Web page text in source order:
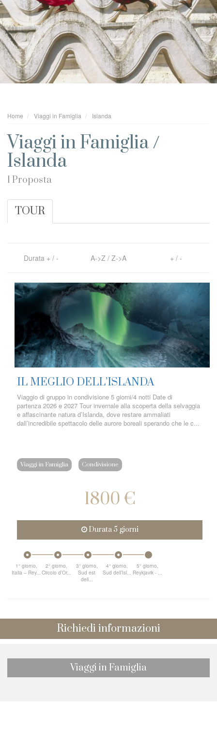
Home Viaggi in Famiglia Islanda
Viaggi in Famiglia /
Islanda
1 Proposta
TOUR
Durata + / - A->Z / Z->A + / -
IL MEGLIO DELL’ISLANDA
Viaggio di gruppo in condivisione 5 giorni/4 notti Date di
partenza 2026 e 2027 Tour invernale alla scoperta della selvaggia
e affascinante natura d’Islanda, dove restare ammaliati
dall’incredibile spettacolo delle aurore boreali sperando che le c...
Viaggi in Famiglia Condivisione
1800 €
Durata 5 giorni
1° giorno,
Italia – Rey...
2° giorno,
Circolo d’Or...
3° giorno,
Sud est
dell...
4° giorno,
Sud dell’Isl...
5° giorno,
Reykjavik - ...
Richiedi informazioni
Viaggi in Famiglia